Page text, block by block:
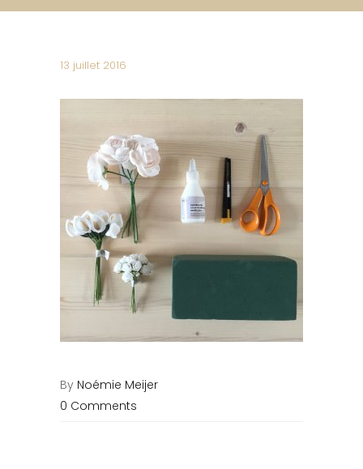
13 juillet 2016
By Noémie Meijer
0 Comments